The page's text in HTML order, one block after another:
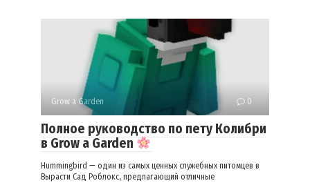
Grow a Garden 0
Полное руководство по пету Колибри
в Grow a Garden
Hummingbird — один из самых ценных служебных питомцев в
Вырасти Сад Роблокс, предлагающий отличные